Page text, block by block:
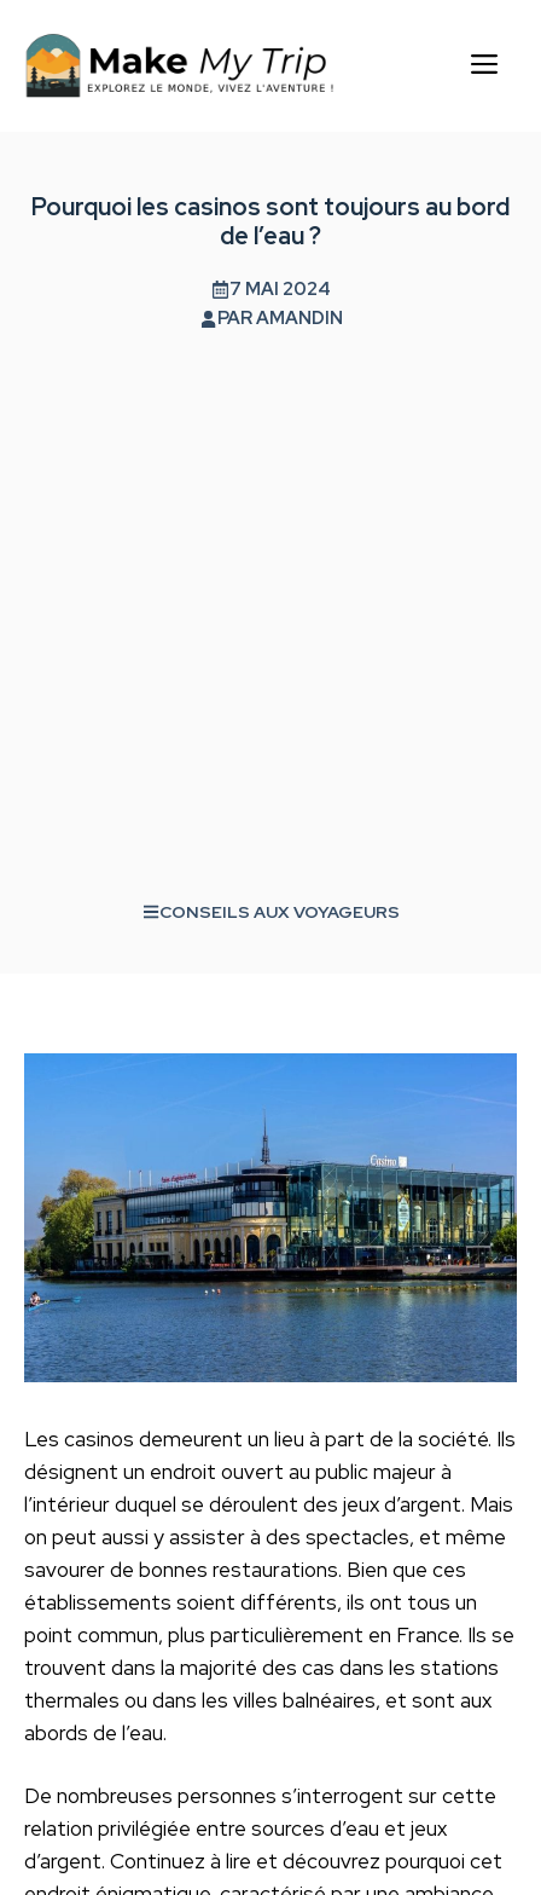
contenu
Pourquoi les casinos sont toujours au bord
de l’eau ?
7 MAI 2024
PARAMANDIN
CONSEILS AUX VOYAGEURS
Les casinos demeurent un lieu à part de la société. Ils
désignent un endroit ouvert au public majeur à
l’intérieur duquel se déroulent des jeux d’argent. Mais
on peut aussi y assister à des spectacles, et même
savourer de bonnes restaurations. Bien que ces
établissements soient différents, ils ont tous un
point commun, plus particulièrement en France. Ils se
trouvent dans la majorité des cas dans les stations
thermales ou dans les villes balnéaires, et sont aux
abords de l’eau.
De nombreuses personnes s’interrogent sur cette
relation privilégiée entre sources d’eau et jeux
d’argent. Continuez à lire et découvrez pourquoi cet